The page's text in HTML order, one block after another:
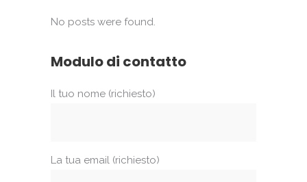
No posts were found.
Modulo di contatto
Il tuo nome (richiesto)
La tua email (richiesto)